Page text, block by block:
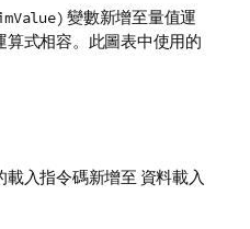
變數新增至量值運
式相容。此圖表中使用的
入指令碼新增至 資料載入